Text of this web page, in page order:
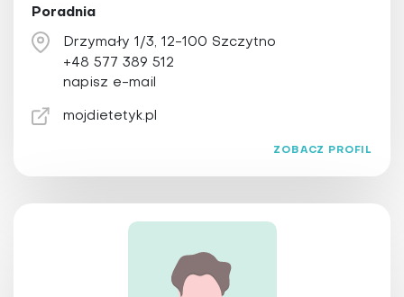
Homeopatia
Irydologia
Igłoterapia sucha
Joga
Kinezyterapia
Masaż
Medycyna chińska
Medycyna funkcjonalna
Poradnia
Drzymały 1/3, 12-100 Szczytno
+48 577 389 512
napisz e-mail
mojdietetyk.pl
ZOBACZ PROFIL